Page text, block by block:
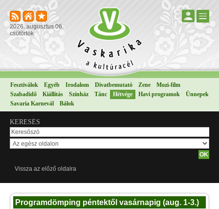
2026. augusztus 06.
csütörtök
Fesztiválok Egyéb Irodalom Divatbemutató Zene
Mozi-film
Szabadidő
Kiállítás Színház Tánc Hétvége Havi programok
Ünnepek
Savaria Karnevál
Bálok
KERESÉS
Vissza az előző oldalra
Programdömping péntektől vasárnapig (aug. 1-3.)